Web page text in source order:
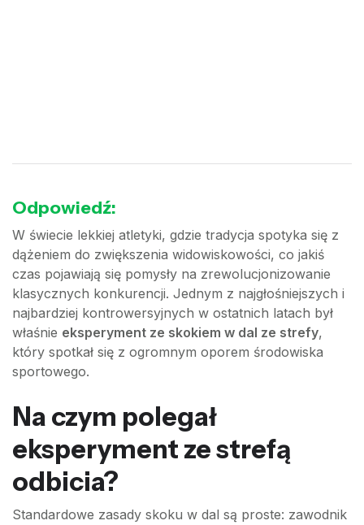
Odpowiedź:
W świecie lekkiej atletyki, gdzie tradycja spotyka się z
dążeniem do zwiększenia widowiskowości, co jakiś
czas pojawiają się pomysły na zrewolucjonizowanie
klasycznych konkurencji. Jednym z najgłośniejszych i
najbardziej kontrowersyjnych w ostatnich latach był
właśnie eksperyment ze skokiem w dal ze strefy,
który spotkał się z ogromnym oporem środowiska
sportowego.
Na czym polegał
eksperyment ze strefą
odbicia?
Standardowe zasady skoku w dal są proste: zawodnik